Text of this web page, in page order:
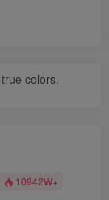
colors.
10942W+